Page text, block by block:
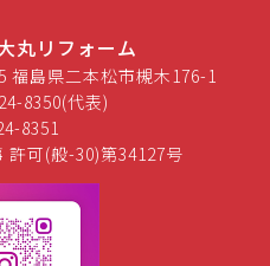
丸リフォーム
福島県二本松市槻木176-1
8350(代表)
8351
許可(般-30)第34127号